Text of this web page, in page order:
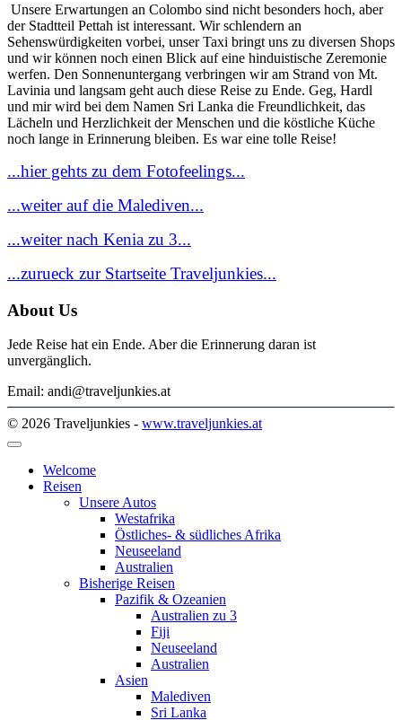
Unsere Erwartungen an Colombo sind nicht besonders hoch, aber
der Stadtteil Pettah ist interessant. Wir schlendern an
Sehenswürdigkeiten vorbei, unser Taxi bringt uns zu diversen Shops
und wir können noch einen Blick auf eine hinduistische Zeremonie
werfen. Den Sonnenuntergang verbringen wir am Strand von Mt.
Lavinia und langsam geht auch diese Reise zu Ende. Geg, Hardl
und mir wird bei dem Namen Sri Lanka die Freundlichkeit, das
Lächeln und Herzlichkeit der Menschen und die köstliche Küche
noch lange in Erinnerung bleiben. Es war eine tolle Reise!
...hier gehts zu dem Fotofeelings...
...weiter auf die Malediven...
...weiter nach Kenia zu 3...
...zurueck zur Startseite Traveljunkies...
About Us
Jede Reise hat ein Ende. Aber die Erinnerung daran ist
unvergänglich.
Email: andi@traveljunkies.at
© 2026 Traveljunkies - www.traveljunkies.at
Welcome
Reisen
Unsere Autos
Westafrika
Östliches- & südliches Afrika
Neuseeland
Australien
Bisherige Reisen
Pazifik & Ozeanien
Australien zu 3
Fiji
Neuseeland
Australien
Asien
Malediven
Sri Lanka